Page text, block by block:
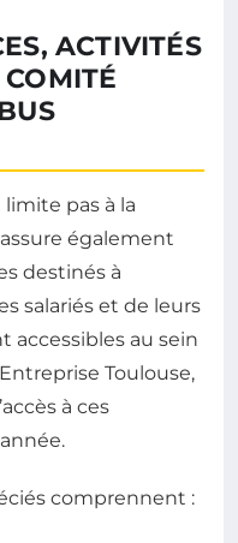
ACTIVITÉS
limite pas à la
également
destinés à
salariés et de leurs
accessibles au sein
Toulouse,
à ces
comprennent :